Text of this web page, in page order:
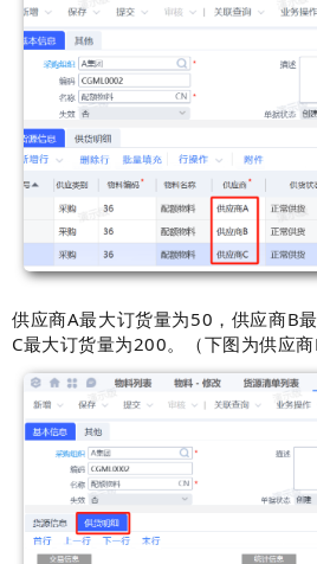
供应商A最大订货量为50， 供应商B
C最大订货量为200。（下图为供应商